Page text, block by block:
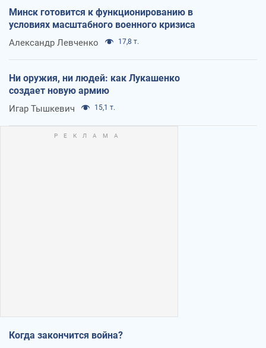
Минск готовится к функционированию в
условиях масштабного военного кризиса
Александр Левченко 17,8 т.
Ни оружия, ни людей: как Лукашенко
создает новую армию
Игар Тышкевич 15,1 т.
Когда закончится война?